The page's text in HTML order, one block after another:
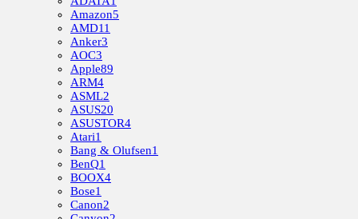
Amazon5
AMD11
Anker3
AOC3
Apple89
ARM4
ASML2
ASUS20
ASUSTOR4
Atari1
Bang & Olufsen1
BenQ1
BOOX4
Bose1
Canon2